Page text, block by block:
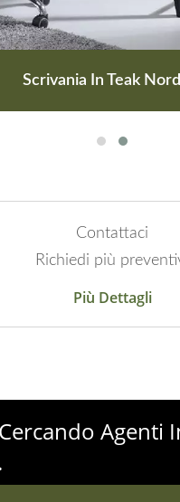
Scrivania In Teak
Contattaci
Richiedi più
Più Dettagli
Agenti